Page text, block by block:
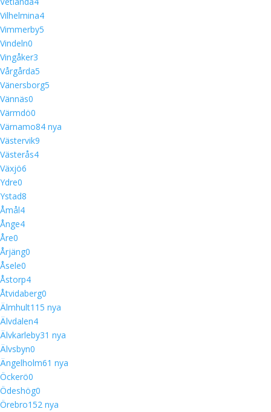
Vilhelmina4
Vimmerby5
Vindeln0
Vingåker3
Vårgårda5
Vänersborg5
Vännäs0
Värmdö0
Värnamo84 nya
Västervik9
Västerås4
Växjö6
Ydre0
Ystad8
Åmål4
Ånge4
Åre0
Årjäng0
Åsele0
Åstorp4
Åtvidaberg0
Älmhult115 nya
Älvdalen4
Älvkarleby31 nya
Älvsbyn0
Ängelholm61 nya
Öckerö0
Ödeshög0
Örebro152 nya